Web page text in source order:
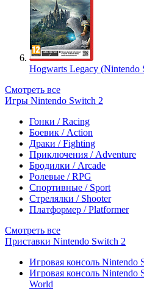
Hogwarts Legacy (Nintendo
Смотреть все
Игры Nintendo Switch 2
Гонки / Racing
Боевик / Action
Драки / Fighting
Приключения / Adventure
Бродилки / Arcade
Ролевые / RPG
Спортивные / Sport
Стрелялки / Shooter
Платформер / Platformer
Смотреть все
Приставки Nintendo Switch 2
Игровая консоль Nintendo
Игровая консоль Nintendo
World